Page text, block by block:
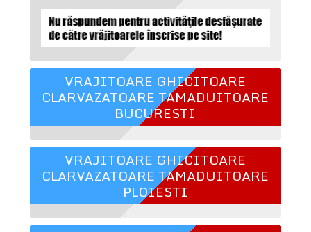
VRAJITOARE GHICITOARE
CLARVAZATOARE TAMADUITOARE
BUCURESTI
VRAJITOARE GHICITOARE
CLARVAZATOARE TAMADUITOARE
PLOIESTI